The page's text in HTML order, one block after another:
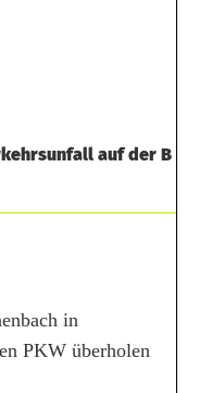
auf der B
in
PKW überholen